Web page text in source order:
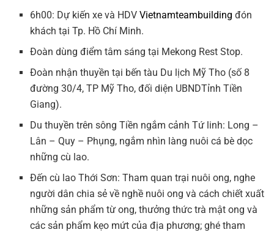
6h00: Dự kiến xe và HDVVietnamteambuilding đón
khách tại Tp. Hồ Chí Minh.
Đoàn dùng điểm tâm sáng tại Mekong Rest Stop.
Đoàn nhận thuyền tại bến tàu Du lịch Mỹ Tho (số 8
đường 30/4, TP Mỹ Tho, đối diện UBNDTỉnh Tiền
Giang).
Du thuyền trên sông Tiền ngắm cảnh Tứ linh: Long –
Lân – Quy – Phụng, ngắm nhìn làng nuôi cá bè dọc
những cù lao.
Đến cù lao Thới Sơn: Tham quan trại nuôi ong, nghe
người dân chia sẻ về nghề nuôi ong và cách chiết xuất
những sản phẩm từ ong, thưởng thức trà mật ong và
các sản phẩm kẹo mứt của địa phương; ghé tham